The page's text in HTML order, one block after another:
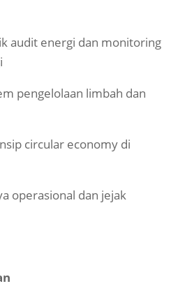
audit energi dan monitoring
pengelolaan limbah dan
circular economy di
operasional dan jejak